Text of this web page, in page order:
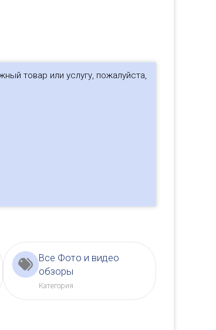
товар или услугу, пожалуйста,
Все Фото и видео
обзоры
Категория